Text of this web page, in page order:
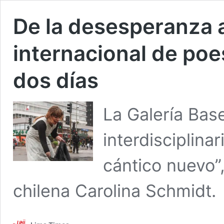
De la
internacional de
dos días
La Galería
cántico
chilena Carolina Schmidt.